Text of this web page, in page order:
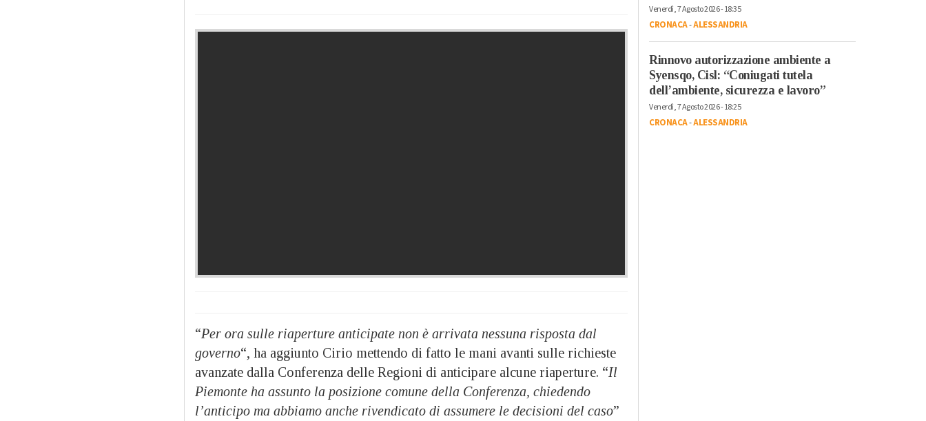
“Per ora sulle riaperture anticipate non è arrivata nessuna risposta dal
governo“, ha aggiunto Cirio mettendo di fatto le mani avanti sulle richieste
avanzate dalla Conferenza delle Regioni di anticipare alcune riaperture. “Il
Piemonte ha assunto la posizione comune della Conferenza, chiedendo
l’anticipo ma abbiamo anche rivendicato di assumere le decisioni del caso”
Venerdì, 7 Agosto 2026 - 18:35
CRONACA-ALESSANDRIA
Rinnovo autorizzazione ambiente a
Syensqo, Cisl: “Coniugati tutela
dell’ambiente, sicurezza e lavoro”
Venerdì, 7 Agosto 2026 - 18:25
CRONACA-ALESSANDRIA